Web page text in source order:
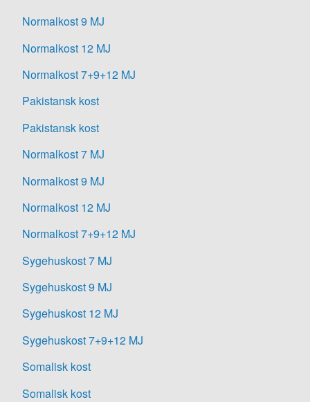
Normalkost 9 MJ
Normalkost 12 MJ
Normalkost 7+9+12 MJ
Pakistansk kost
Pakistansk kost
Normalkost 7 MJ
Normalkost 9 MJ
Normalkost 12 MJ
Normalkost 7+9+12 MJ
Sygehuskost 7 MJ
Sygehuskost 9 MJ
Sygehuskost 12 MJ
Sygehuskost 7+9+12 MJ
Somalisk kost
Somalisk kost